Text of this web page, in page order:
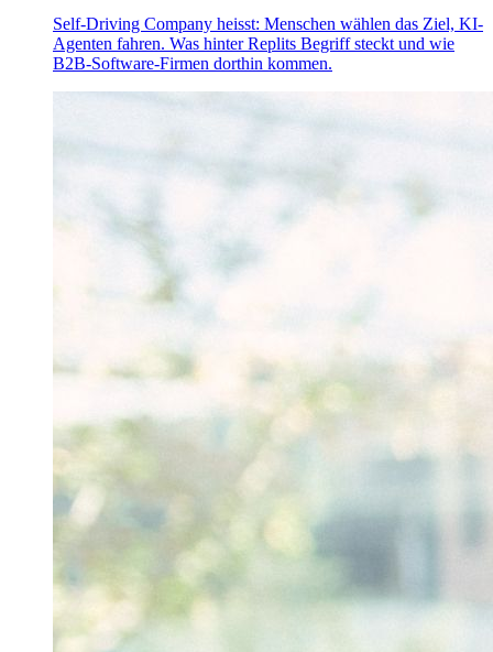
Self-Driving Company heisst: Menschen wählen das Ziel, KI-
Agenten fahren. Was hinter Replits Begriff steckt und wie
B2B-Software-Firmen dorthin kommen.